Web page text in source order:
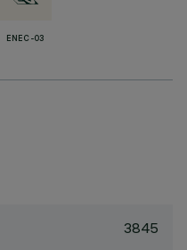
ENEC-03
3845